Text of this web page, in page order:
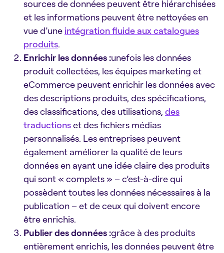
sources de données peuvent être hiérarchisées
et les informations peuvent être nettoyées en
vue d’une intégration fluide aux catalogues
produits.
Enrichir les données :unefois les données
produit collectées, les équipes marketing et
eCommerce peuvent enrichir les données avec
des descriptions produits, des spécifications,
des classifications, des utilisations, des
traductionset des fichiers médias
personnalisés. Les entreprises peuvent
également améliorer la qualité de leurs
données en ayant une idée claire des produits
qui sont « complets » – c’est-à-dire qui
possèdent toutes les données nécessaires à la
publication – et de ceux qui doivent encore
être enrichis.
Publier des données :grâce à des produits
entièrement enrichis, les données peuvent être